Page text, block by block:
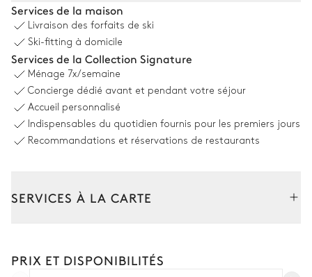
2Canapés
Fauteuil
Cheminée
Balcon
Cuisine
Nespresso
Services de la maison
Livraison des forfaits de ski
Ski-fitting à domicile
Services de la Collection Signature
Ménage 7x/semaine
Concierge dédié avant et pendant votre séjour
Accueil personnalisé
Indispensables du quotidien fournis pour les premiers jours
Recommandations et réservations de restaurants
SERVICES À LA CARTE
Transfert à l'arrivée et au départ
PRIX ET DISPONIBILITÉS